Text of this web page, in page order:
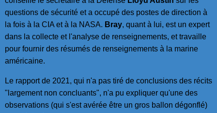
questions de sécurité et a occupé des postes de direction à
la fois à la CIA et à la NASA. Bray, quant à lui, est un expert
dans la collecte et l'analyse de renseignements, et travaille
pour fournir des résumés de renseignements à la marine
américaine.
Le rapport de 2021, qui n'a pas tiré de conclusions des récits
"largement non concluants", n'a pu expliquer qu'une des
observations (qui s'est avérée être un gros ballon dégonflé)